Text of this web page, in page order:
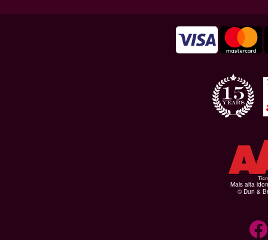
Mais alta
© Dun &